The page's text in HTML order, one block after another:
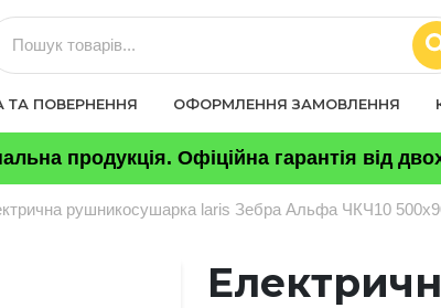
ТА ПОВЕРНЕННЯ ОФОРМЛЕННЯ ЗАМОВЛЕННЯ
продукція. Офіційна гарантія від
рушникосушарка laris Зебра Альфа ЧКЧ10